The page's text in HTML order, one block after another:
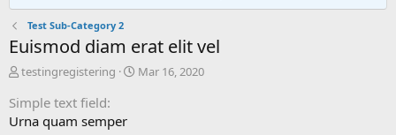
Test Sub-Category 2
Euismod diam erat elit vel
A
d
e
testingregistering
C
Mar 16, 2020
Simple text field
Urna quam semper